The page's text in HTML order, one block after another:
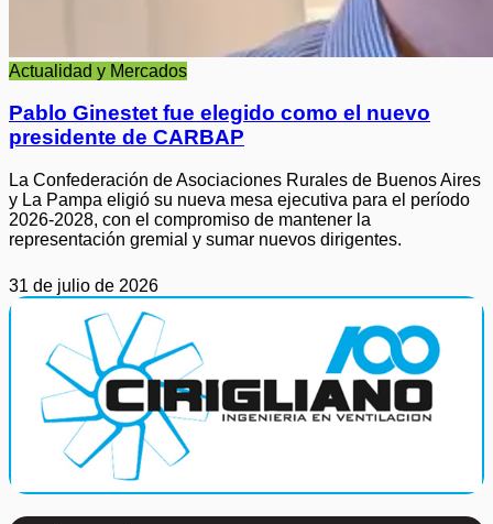
Actualidad y Mercados
Pablo Ginestet fue elegido como el nuevo
presidente de CARBAP
La Confederación de Asociaciones Rurales de Buenos Aires
y La Pampa eligió su nueva mesa ejecutiva para el período
2026-2028, con el compromiso de mantener la
representación gremial y sumar nuevos dirigentes.
31 de julio de 2026